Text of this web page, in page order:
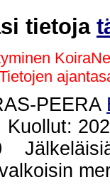
tietoja
PEERA